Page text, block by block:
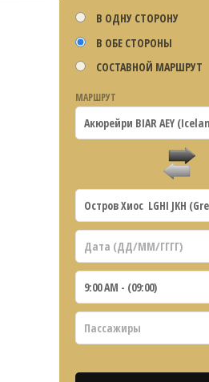
В ОДНУ СТОРОНУ
В ОБЕ СТОРОНЫ
СОСТАВНОЙ МАРШРУТ
МАРШРУТ